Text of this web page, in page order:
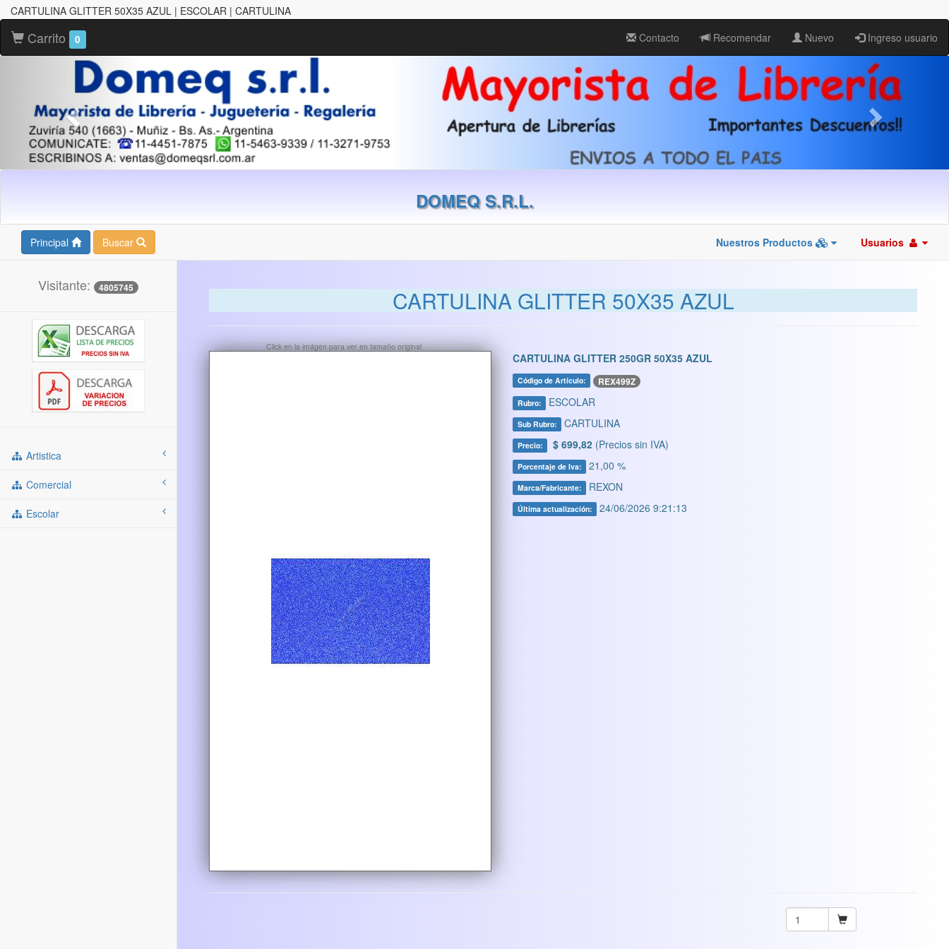
CARTULINA GLITTER 50X35 AZUL | ESCOLAR | CARTULINA
Carrito 0 Contacto Recomendar Nuevo Ingreso usuario
DOMEQ S.R.L.
Principal Buscar Nuestros Productos Usuarios
Visitante: 4805745
Artistica
Comercial
Escolar
CARTULINA GLITTER 50X35 AZUL
Click en la imágen para ver en tamaño original
CARTULINA GLITTER 250GR 50X35 AZUL
Código de Artículo: REX499Z
Rubro: ESCOLAR
Sub Rubro: CARTULINA
Precio: $ 699,82 (Precios sin IVA)
Porcentaje de Iva: 21,00 %
Marca/Fabricante: REXON
Última actualización: 24/06/2026 9:21:13